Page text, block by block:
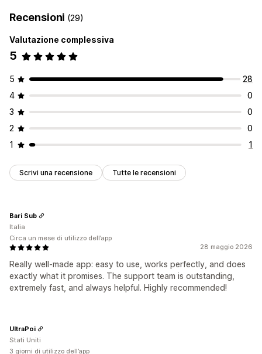
A scorrimento
Video
Recensioni (29)
Valutazione complessiva
5
5
28
4
0
3
0
2
0
1
1
Scrivi una recensione Tutte le recensioni
28 maggio 2026
Really well-made app: easy to use, works perfectly, and does
exactly what it promises. The support team is outstanding,
extremely fast, and always helpful. Highly recommended!
Bari Sub
Italia
Circa un mese di utilizzo dell’app
UltraPoi
Stati Uniti
3 giorni di utilizzo dell’app